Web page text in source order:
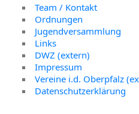
Team / Kontakt
Ordnungen
Jugendversammlung
Links
DWZ (extern)
Impressum
Vereine i.d. Oberpfalz
Datenschutzerklärung